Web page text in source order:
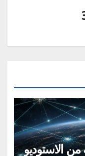
من الاستوديو